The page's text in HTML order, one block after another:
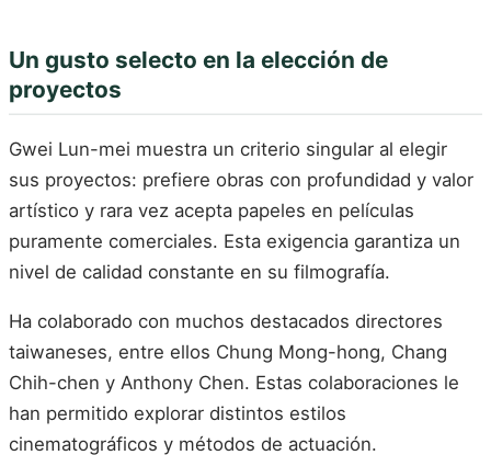
Un gusto selecto en la elección de
proyectos
Gwei Lun-mei muestra un criterio singular al elegir
sus proyectos: prefiere obras con profundidad y valor
artístico y rara vez acepta papeles en películas
puramente comerciales. Esta exigencia garantiza un
nivel de calidad constante en su filmografía.
Ha colaborado con muchos destacados directores
taiwaneses, entre ellos Chung Mong-hong, Chang
Chih-chen y Anthony Chen. Estas colaboraciones le
han permitido explorar distintos estilos
cinematográficos y métodos de actuación.